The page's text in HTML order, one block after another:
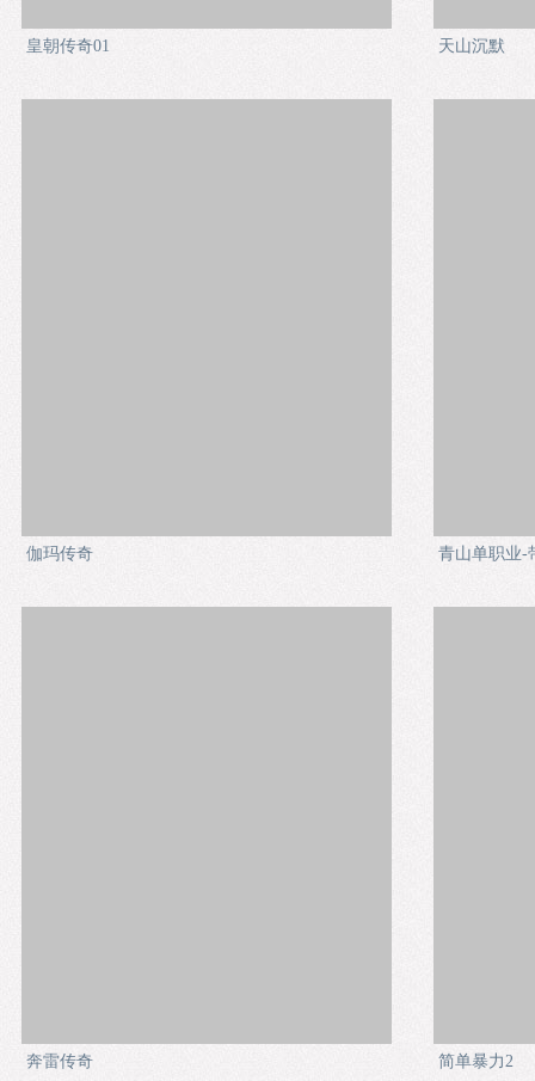
皇朝传奇01 天山沉默
伽玛传奇 青山单职业-
奔雷传奇 简单暴力2